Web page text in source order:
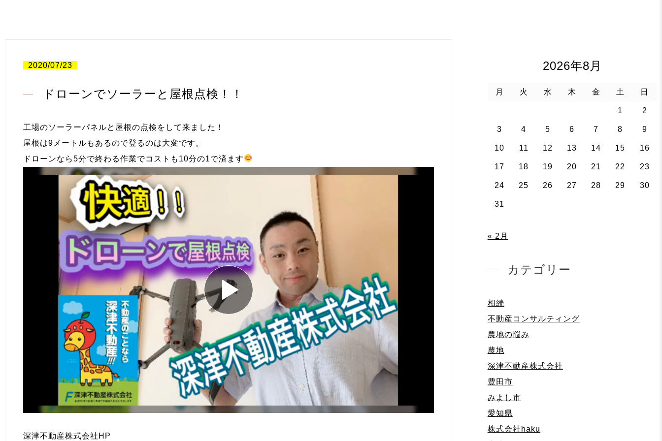
2020/07/23
ドローンでソーラーと屋根点検！！
工場のソーラーパネルと屋根の点検をして来ました！
屋根は9メートルもあるので登るのは大変です。
ドローンなら5分で終わる作業でコストも10分の1で済ます
深津不動産株式会社HP
2026年8月
月 火 水 木 金 土 日
1 2
3 4 5 6 7 8 9
10 11 12 13 14 15 16
17 18 19 20 21 22 23
24 25 26 27 28 29 30
31
« 2月
カテゴリー
相続
不動産コンサルティング
農地の悩み
農地
深津不動産株式会社
豊田市
みよし市
愛知県
株式会社haku